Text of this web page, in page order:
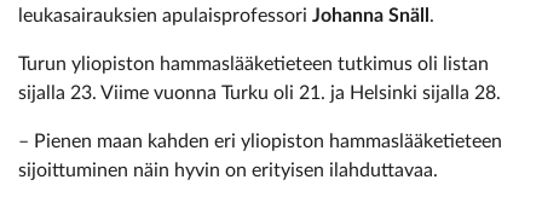
leukasairauksien apulaisprofessori Johanna Snäll .
Turun yliopiston hammaslääketieteen tutkimus oli listan
sijalla 23. Viime vuonna Turku oli 21. ja Helsinki sijalla 28.
– Pienen maan kahden eri yliopiston hammaslääketieteen
sijoittuminen näin hyvin on erityisen ilahduttavaa.